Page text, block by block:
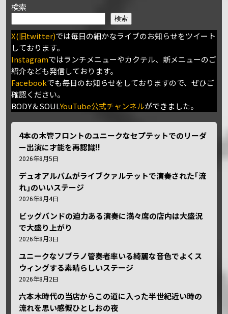
検索
検索
X(旧twitter)では毎日の細かなライブのお知らせをツイート
しております。
Instagramではランチメニューやカクテル、新メニューのご
紹介なども発信しております。
Facebookでも毎日のお知らせをしておりますので、ぜひご
確認ください。
BODY＆SOULYouTube公式チャンネルができました。
4本の木管フロントのユニークなセプテットでのリーダ
ー出演に才能を再認識!!
2026年8月5日
デュオアルバムがライブクァルテットで演奏された｢流
れ｣のいいステージ
2026年8月4日
ビッグバンドの迫力ある演奏に満々席の店内は大盛況
で大盛り上がり
2026年8月3日
ユニークなソプラノ管奏者率いる綺麗な音色でよくス
ウィングする素晴らしいステージ
2026年8月2日
六本木時代の当店からこの道に入った半世紀近い時の
流れを思い感慨ひとしおの夜